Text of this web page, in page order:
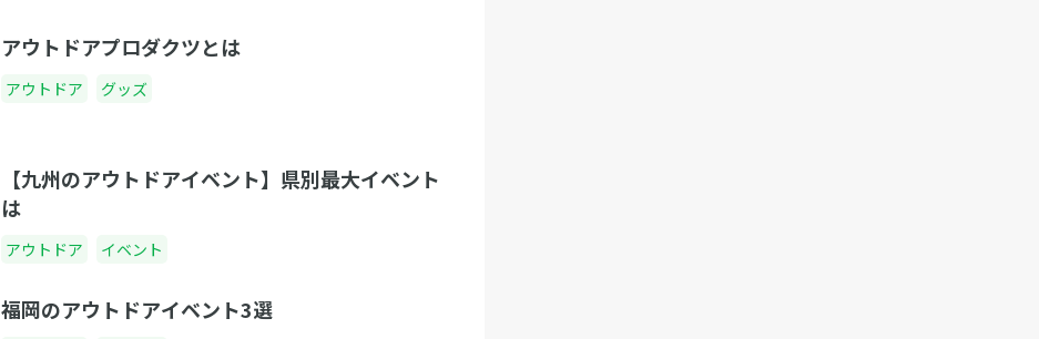
アウトドアプロダクツとは
アウトドア グッズ
【九州のアウトドアイベント】県別最大イベント
は
アウトドア イベント
福岡のアウトドアイベント3選